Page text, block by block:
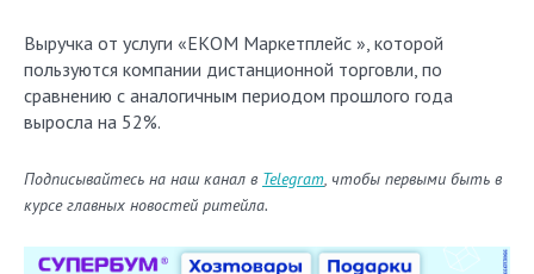
Выручка от услуги «ЕКОМ Маркетплейс », которой
пользуются компании дистанционной торговли, по
сравнению с аналогичным периодом прошлого года
выросла на 52%.
Подписывайтесь на наш канал в Telegram, чтобы первыми быть в
курсе главных новостей ритейла.